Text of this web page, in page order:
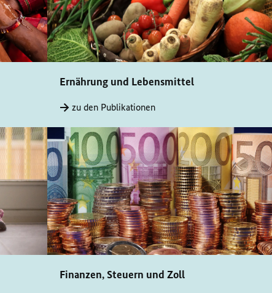
Ernährung und Lebensmittel
zu den Publikationen
Finanzen, Steuern und Zoll